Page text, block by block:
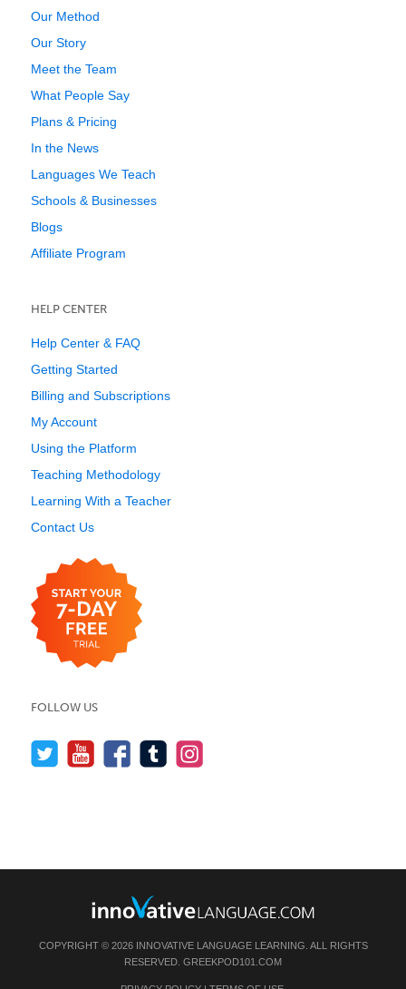
Our Method
Our Story
Meet the Team
What People Say
Plans & Pricing
In the News
Languages We Teach
Schools & Businesses
Blogs
Affiliate Program
HELP CENTER
Help Center & FAQ
Getting Started
Billing and Subscriptions
My Account
Using the Platform
Teaching Methodology
Learning With a Teacher
Contact Us
FOLLOW US
COPYRIGHT © 2026 INNOVATIVE LANGUAGE LEARNING. ALL RIGHTS
RESERVED. GREEKPOD101.COM